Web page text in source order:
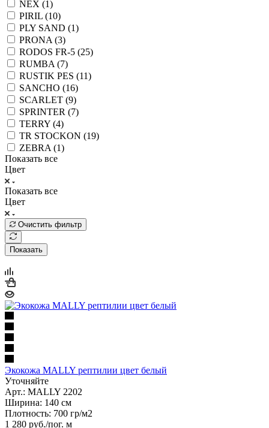
NEX (1)
PIRIL (10)
PLY SAND (1)
PRONA (3)
RODOS FR-5 (25)
RUMBA (7)
RUSTIK PES (11)
SANCHO (16)
SCARLET (9)
SPRINTER (7)
TERRY (4)
TR STOCKON (19)
ZEBRA (1)
Показать все
Цвет
Показать все
Цвет
Очистить фильтр
Показать
Экокожа MALLY рептилии цвет белый
Уточняйте
Арт.: MALLY 2202
Ширина: 140 см
Плотность: 700 гр/м2
1 280 руб./пог. м